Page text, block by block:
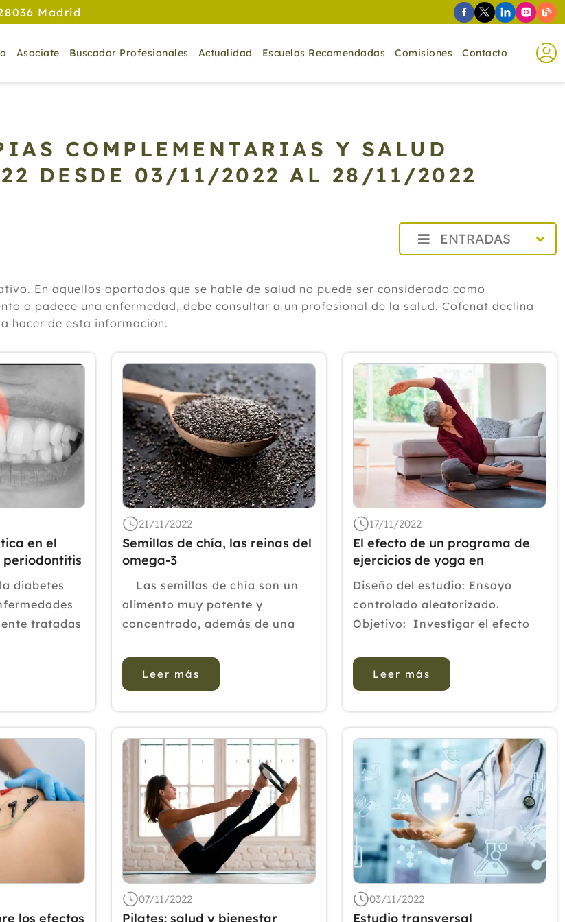
Madrid
Asociate Buscador Profesionales Actualidad Escuelas Recomendadas Comisiones Contacto
COMPLEMENTARIAS Y SALUD
DESDE 03/11/2022 AL 28/11/2022
ENTRADAS
2025
2022
Diciembre
Noviembre
Octubre
Septiembre
Agosto
Julio
Junio
Mayo
Abril
Marzo
Febrero
2021
2020
2015
2014
2013
2012
En aquellos apartados que se hable de salud no puede ser considerado como
o padece una enfermedad, debe consultar a un profesional de la salud. Cofenat declina
hacer de esta información.
en el
diabetes
tratadas
de
los
en
21/11/2022
Semillas de chía, las reinas del
omega-3
Las semillas de chía son un
alimento muy potente y
concentrado, además de una
ácidos grasos poliinsaturados,
en especial de ácido
Fáciles de integrar en la...
Leer más
17/11/2022
El efecto de un programa de
ejercicios de yoga en
pacientes con dolor
neuropático
Diseño del estudio: Ensayo
controlado aleatorizado.
Objetivo: Investigar el efecto
yoga basado en estiramiento y
fuerza sobre el dolor
La LDH con dolor
neurop&aacut...
Leer más
los efectos
07/11/2022
Pilates: salud y bienestar
03/11/2022
Estudio transversal